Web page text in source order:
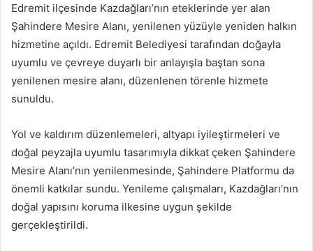
Edremit ilçesinde Kazdağları’nın eteklerinde yer alan
Şahindere Mesire Alanı, yenilenen yüzüyle yeniden halkın
hizmetine açıldı. Edremit Belediyesi tarafından doğayla
uyumlu ve çevreye duyarlı bir anlayışla baştan sona
yenilenen mesire alanı, düzenlenen törenle hizmete
sunuldu.
Yol ve kaldırım düzenlemeleri, altyapı iyileştirmeleri ve
doğal peyzajla uyumlu tasarımıyla dikkat çeken Şahindere
Mesire Alanı’nın yenilenmesinde, Şahindere Platformu da
önemli katkılar sundu. Yenileme çalışmaları, Kazdağları’nın
doğal yapısını koruma ilkesine uygun şekilde
gerçekleştirildi.